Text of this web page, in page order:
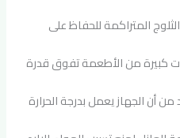
المتراكمة للحفاظ على
كبيرة من الأطعمة تفوق قدرة
أن الجهاز يعمل بدرجة الحرارة